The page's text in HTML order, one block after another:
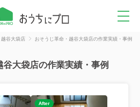
谷大袋店 おそうじ革命・越谷大袋店の作業実績・事例
大袋店の作業実績・事例
After